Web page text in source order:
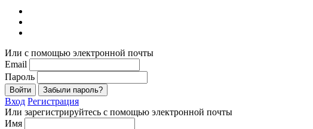
Или с помощью электронной почты
Email
Пароль
Войти Забыли пароль?
Вход Регистрация
Или зарегистрируйтесь с помощью электронной почты
Имя